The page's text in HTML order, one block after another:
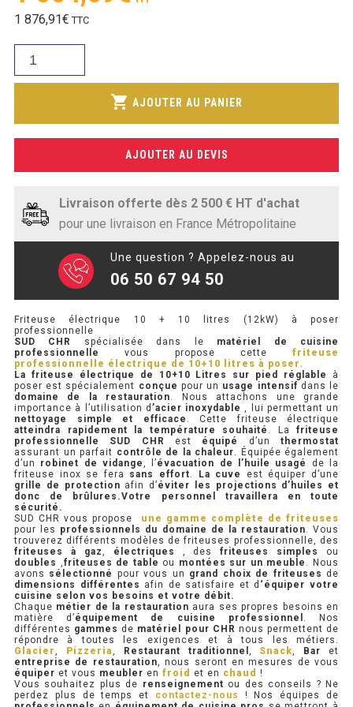
SOUBASSEMENT RÉFRIGÉRÉ
TABLE DE PRÉPARATION COMPACTE
TABLE DE PRÉPARATION 700 / 800
SALADETTE COMPACTE
SALADETTE 800 VITRÉE
MEUBLE À PIZZA
MEUBLE À PIZZA COMPACT
MEUBLE À PIZZA
PRÉSENTOIR À INGRÉDIENTS
PROFONDEUR 300 VITRÉE
PROFONDEUR 400 VITRÉE
PROFONDEUR 300 INOX
PROFONDEUR 400 INOX
ARMOIRE RÉFRIGÉRÉE
RÉFRIGÉRATEUR
RÉFRIGÉRATEUR VITRÉ
RÉFRI / CONGÉL BOULANGERIE
prix
initial
était :
883,97€.
Le
actuel
est :
564,09€.
1 876,91€ TTC
quantité
10
shopping_cart AJOUTER AU PANIER
AJOUTER AU DEVIS
Livraison offerte dès 2 500 € HT d'achat
pour une livraison en France Métropolitaine
Une question ? Appelez-nous au
06 50 67 94 50
Friteuse électrique 10 + 10 litres (12kW) à poser
professionnelle
SUD CHR
spécialisée dans le matériel de cuisine
professionnelle
vous propose cette friteuse
professionnelle électrique de 10+10 litres à poser.
La friteuse électrique de 10+10 Litres sur pied réglable
à
poser est spécialement conçue pour un usage intensif dans le
domaine de la restauration. Nous attachons une grande
importance à l’utilisation d ’acier inoxydable , lui permettant un
nettoyage
simple et efficace . Cette friteuse électrique
atteindra rapidement la température souhaité . La friteuse
professionnelle
SUD CHR est équipé d’un
thermostat
assurant un parfait contrôle de la chaleur. Équipée également
d’un robinet de vidange, l’évacuation de l’huile usagé
de la
friteuse inox se fera sans effort. La cuve
est équiper d’une
grille de protection afin d’éviter les projections d’huiles et
donc de brûlures.Votre personnel travaillera en toute
sécurité.
SUD CHR vous propose
une gamme complète de friteuses
pour les professionnels du domaine de la restauration. Vous
trouverez différents modèles de friteuses professionnelle, des
friteuses à gaz, électriques , desfriteuses simples
ou
doubles ,friteuses de table ou montées sur un meuble . Nous
avons sélectionné pour vous un grand choix de friteuses de
dimensions différentes afin de satisfaire et d ‘équiper votre
cuisine selon vos besoins et votre débit.
Chaque métier de la restauration aura ses propres besoins en
matière d’équipement de cuisine professionnel . Nos
différentes gammes de matériel pour CHR nous permettent de
répondre à toutes les exigences et à tous les métiers.
Glacier, Pizzeria, Restaurant traditionnel , Snack, Bar et
entreprise de restauration, nous seront en mesures de vous
équiper et vous meubler en froid et en chaud !
Vous souhaitez plus de renseignement ou des conseils ? Ne
perdez plus de temps et contactez-nous
! Nos équipes de